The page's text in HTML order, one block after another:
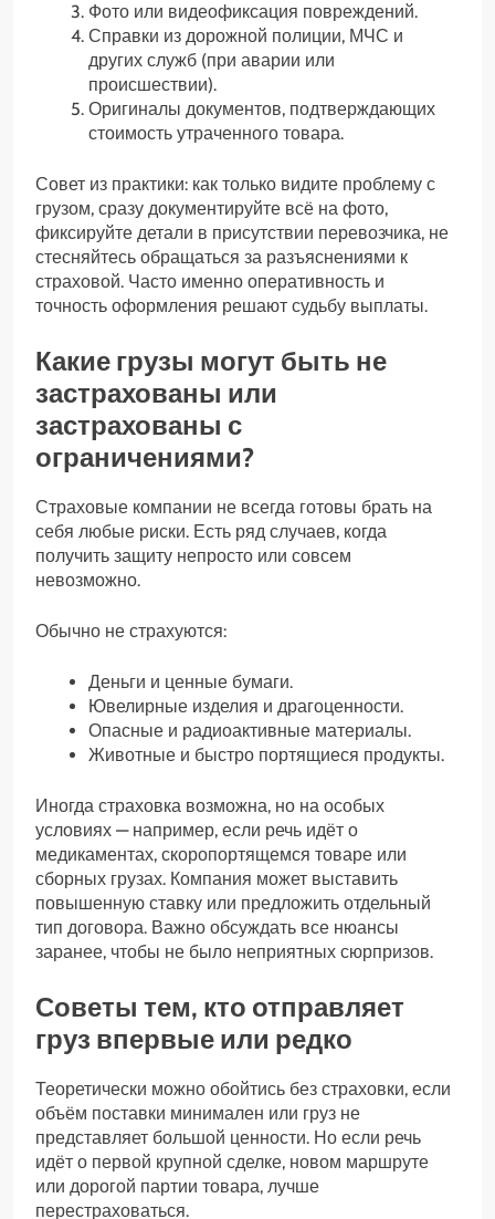
Фото или видеофиксация повреждений.
Справки из дорожной полиции, МЧС и
других служб (при аварии или
происшествии).
Оригиналы документов, подтверждающих
стоимость утраченного товара.
Совет из практики: как только видите проблему с
грузом, сразу документируйте всё на фото,
фиксируйте детали в присутствии перевозчика, не
стесняйтесь обращаться за разъяснениями к
страховой. Часто именно оперативность и
точность оформления решают судьбу выплаты.
Какие грузы могут быть не
застрахованы или
застрахованы с
ограничениями?
Страховые компании не всегда готовы брать на
себя любые риски. Есть ряд случаев, когда
получить защиту непросто или совсем
невозможно.
Обычно не страхуются:
Деньги и ценные бумаги.
Ювелирные изделия и драгоценности.
Опасные и радиоактивные материалы.
Животные и быстро портящиеся продукты.
Иногда страховка возможна, но на особых
условиях — например, если речь идёт о
медикаментах, скоропортящемся товаре или
сборных грузах. Компания может выставить
повышенную ставку или предложить отдельный
тип договора. Важно обсуждать все нюансы
заранее, чтобы не было неприятных сюрпризов.
Советы тем, кто отправляет
груз впервые или редко
Теоретически можно обойтись без страховки, если
объём поставки минимален или груз не
представляет большой ценности. Но если речь
идёт о первой крупной сделке, новом маршруте
или дорогой партии товара, лучше
перестраховаться.